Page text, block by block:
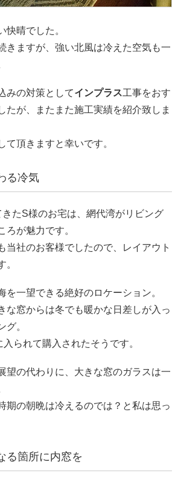
快晴でした。
きますが、強い北風は冷えた空気も一
みの対策としてインプラス工事をおす
たが、またまた施工実績を紹介致しま
て頂きますと幸いです。
る冷気
たS様のお宅は、網代湾がリビング
ろが魅力です。
当社のお客様でしたので、レイアウト
。
を一望できる絶好のロケーション。
な窓からは冬でも暖かな日差しが入っ
グ。
られて購入されたそうです。
望の代わりに、大きな窓のガラスは一
期の朝晩は冷えるのでは？と私は思っ
る箇所に内窓を